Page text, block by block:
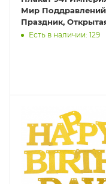
Мир
Праздник,
планета
Есть в наличии: 129